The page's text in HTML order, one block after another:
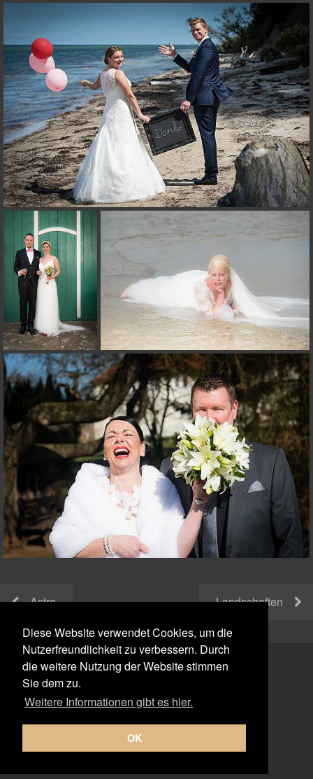
Diese Website verwendet Cookies, um die
Nutzerfreundlichkeit zu verbessern. Durch
die weitere Nutzung der Website stimmen
Sie dem zu.
Weitere Informationen gibt es hier.
OK
Astro Landschaften
© 2026www.carlsdotter-photodesign.de